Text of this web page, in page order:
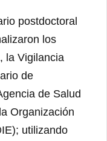
postdoctoral
los
la Vigilancia
de
de Salud
Organización
utilizando